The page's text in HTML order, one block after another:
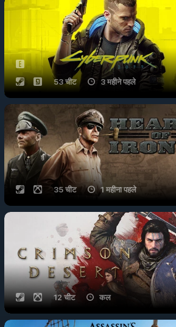
53 चीट 3 महीने पहले
35 चीट 1 महीना पहले
12 चीट कल